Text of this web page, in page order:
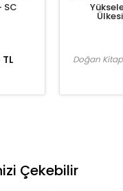
SC
Doğan Kitap
Çekebilir